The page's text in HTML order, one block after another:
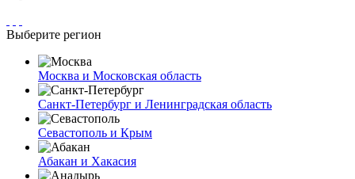
Выберите регион
Москва и Московская область
Санкт-Петербург и Ленинградская область
Севастополь и Крым
Абакан и Хакасия